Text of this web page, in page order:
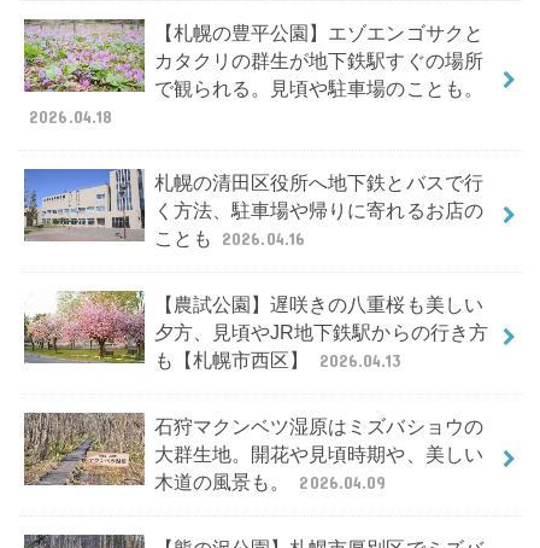
【札幌の豊平公園】エゾエンゴサクと
カタクリの群生が地下鉄駅すぐの場所
で観られる。見頃や駐車場のことも。
2026.04.18
札幌の清田区役所へ地下鉄とバスで行
く方法、駐車場や帰りに寄れるお店の
ことも
2026.04.16
【農試公園】遅咲きの八重桜も美しい
夕方、見頃やJR地下鉄駅からの行き方
も【札幌市西区】
2026.04.13
石狩マクンベツ湿原はミズバショウの
大群生地。開花や見頃時期や、美しい
木道の風景も。
2026.04.09